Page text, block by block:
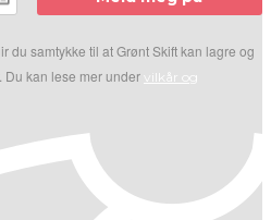
du samtykke til at Grønt Skift kan lagre og
kan lese mer under vilkår og